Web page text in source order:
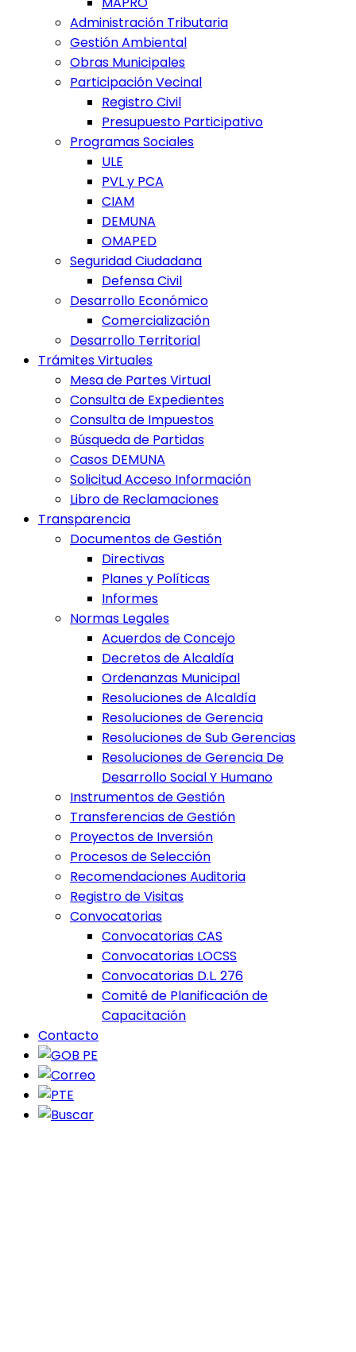
Administración Tributaria
Gestión Ambiental
Obras Municipales
Participación Vecinal
Registro Civil
Presupuesto Participativo
Programas Sociales
ULE
PVL y PCA
CIAM
DEMUNA
OMAPED
Seguridad Ciudadana
Defensa Civil
Desarrollo Económico
Comercialización
Desarrollo Territorial
Trámites Virtuales
Mesa de Partes Virtual
Consulta de Expedientes
Consulta de Impuestos
Búsqueda de Partidas
Casos DEMUNA
Solicitud Acceso Información
Libro de Reclamaciones
Transparencia
Documentos de Gestión
Directivas
Planes y Políticas
Informes
Normas Legales
Acuerdos de Concejo
Decretos de Alcaldía
Ordenanzas Municipal
Resoluciones de Alcaldía
Resoluciones de Gerencia
Resoluciones de Sub Gerencias
Resoluciones de Gerencia De
Desarrollo Social Y Humano
Instrumentos de Gestión
Transferencias de Gestión
Proyectos de Inversión
Procesos de Selección
Recomendaciones Auditoria
Registro de Visitas
Convocatorias
Convocatorias CAS
Convocatorias LOCSS
Convocatorias D.L. 276
Comité de Planificación de
Capacitación
Contacto